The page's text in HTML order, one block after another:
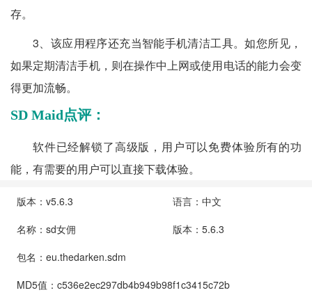
存。
3、该应用程序还充当智能手机清洁工具。如您所见，
如果定期清洁手机，则在操作中上网或使用电话的能力会变
得更加流畅。
SD Maid点评：
软件已经解锁了高级版，用户可以免费体验所有的功
能，有需要的用户可以直接下载体验。
版本：v5.6.3
语言：中文
名称：sd女佣
版本：5.6.3
包名：eu.thedarken.sdm
MD5值：c536e2ec297db4b949b98f1c3415c72b